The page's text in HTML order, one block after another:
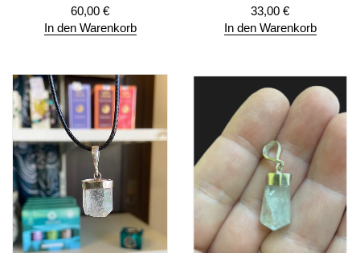
60,00 €
In den Warenkorb
33,00 €
In den Warenkorb